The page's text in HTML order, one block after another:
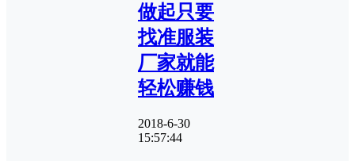
做起只要
找准服装
厂家就能
轻松赚钱
2018-6-30
15:57:44